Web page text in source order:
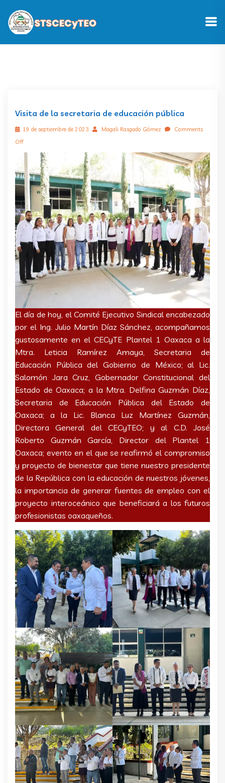
Visita de la secretaria de educación pública
19 de septiembre de 2023 Magali Rasgado Gómez
Comments
Off
El día de hoy, el Comité Ejecutivo Sindical encabezado
por el Ing. Julio Martín Díaz Sánchez, acompañamos
gustosamente en el CECyTE Plantel 1 Oaxaca a la
Mtra. Leticia Ramírez Amaya, Secretaria de
Educación Pública del Gobierno de México; al Lic.
Salomón Jara Cruz, Gobernador Constitucional del
Estado de Oaxaca; a la Mtra. Delfina Guzmán Díaz,
Secretaria de Educación Pública del Estado de
Oaxaca; a la Lic. Blanca Luz Martínez Guzmán,
Directora General del CECyTEO; y al C.D. José
Roberto Guzmán García, Director del Plantel 1
Oaxaca; evento en el que se reafirmó el compromiso
y proyecto de bienestar que tiene nuestro presidente
de la República con la educación de nuestros jóvenes,
la importancia de generar fuentes de empleo con el
proyecto interoceánico que beneficiará a los futuros
profesionistas oaxaqueños.